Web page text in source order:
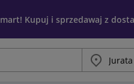
Kupuj i sprzedawaj z
Miasto